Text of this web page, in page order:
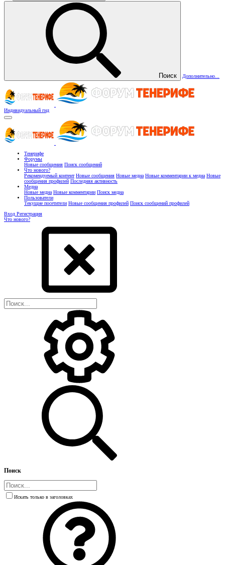
Поиск Дополнительно...
Индивидуальный гид
Тенерифе
Форумы
Новые сообщения Поиск сообщений
Что нового?
Рекомендуемый контент Новые сообщения Новые медиа Новые комментарии к медиа Новые
сообщения профилей Последняя активность
Медиа
Новые медиа Новые комментарии Поиск медиа
Пользователи
Текущие посетители Новые сообщения профилей Поиск сообщений профилей
Вход Регистрация
Что нового?
Поиск
Искать только в заголовках